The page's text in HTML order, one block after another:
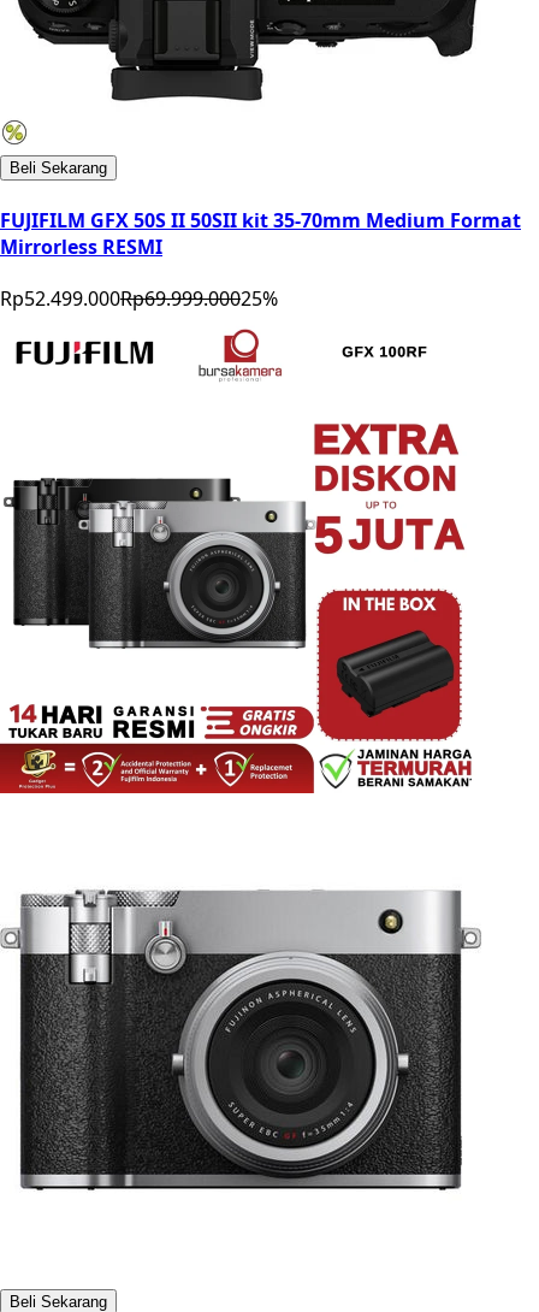
Beli Sekarang
FUJIFILM GFX 50S II 50SII kit 35-70mm Medium Format
Mirrorless RESMI
Rp52.499.000Rp69.999.00025%
Beli Sekarang